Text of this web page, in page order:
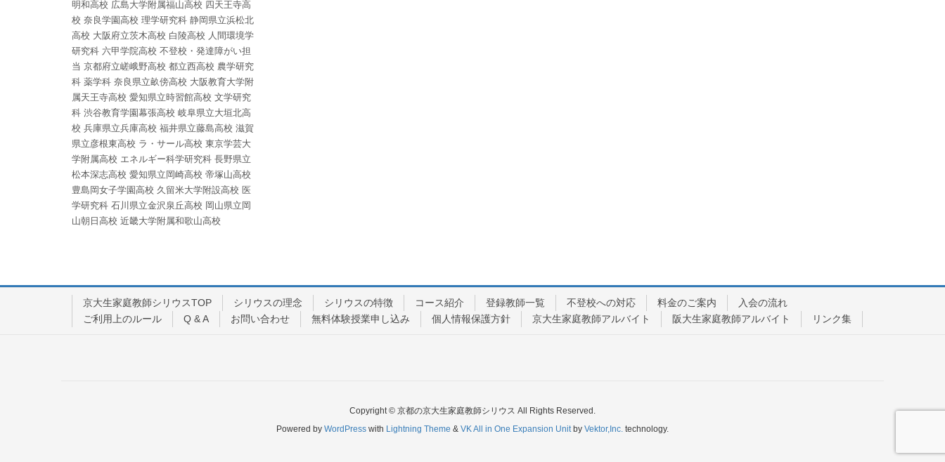
明和高校 広島大学附属福山高校 四天王寺高
校 奈良学園高校 理学研究科 静岡県立浜松北
高校 大阪府立茨木高校 白陵高校 人間環境学
研究科 六甲学院高校 不登校・発達障がい担
当 京都府立嵯峨野高校 都立西高校 農学研究
科 薬学科 奈良県立畝傍高校 大阪教育大学附
属天王寺高校 愛知県立時習館高校 文学研究
科 渋谷教育学園幕張高校 岐阜県立大垣北高
校 兵庫県立兵庫高校 福井県立藤島高校 滋賀
県立彦根東高校 ラ・サール高校 東京学芸大
学附属高校 エネルギー科学研究科 長野県立
松本深志高校 愛知県立岡崎高校 帝塚山高校
豊島岡女子学園高校 久留米大学附設高校 医
学研究科 石川県立金沢泉丘高校 岡山県立岡
山朝日高校 近畿大学附属和歌山高校
京大生家庭教師シリウスTOP シリウスの理念 シリウスの特徴 コース紹介 登録教師一覧 不登校への対応 料金のご案内
入会の流れ
ご利用上のルール
Q & A お問い合わせ 無料体験授業申し込み 個人情報保護方針 京大生家庭教師アルバイト 阪大生家庭教師アルバイト リンク集
Copyright © 京都の京大生家庭教師シリウス All Rights Reserved.
Powered by WordPress with Lightning Theme & VK All in One Expansion Unit by Vektor,Inc. technology.